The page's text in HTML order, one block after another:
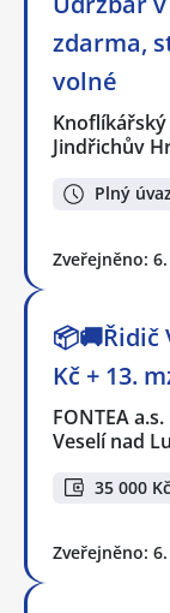
zdarma,
volné
Jindřichův
Plný
Zveřejněno:
📦🚚Řidič
Kč + 13.
FONTEA a.s.
Veselí nad
35 000 Kč
Zveřejněno: